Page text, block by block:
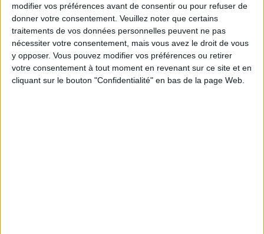
modifier vos préférences avant de consentir ou pour refuser de
donner votre consentement. Veuillez noter que certains
traitements de vos données personnelles peuvent ne pas
nécessiter votre consentement, mais vous avez le droit de vous
y opposer. Vous pouvez modifier vos préférences ou retirer
votre consentement à tout moment en revenant sur ce site et en
cliquant sur le bouton "Confidentialité" en bas de la page Web.
Peut-on remplacer la viande par des féculents ?
Consultation diététique du 05/08/2026